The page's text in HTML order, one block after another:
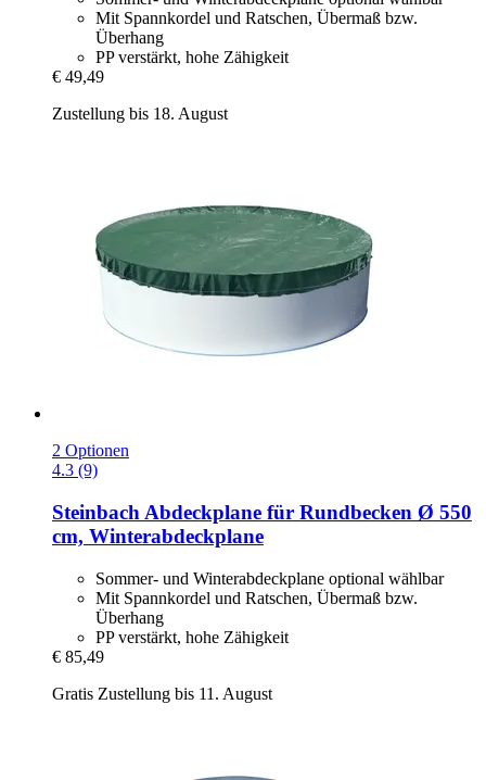
Mit Spannkordel und Ratschen, Übermaß bzw.
Überhang
PP verstärkt, hohe Zähigkeit
€ 49,49
Zustellung bis 18. August
2 Optionen
4.3 (9)
SteinbachAbdeckplane für Rundbecken Ø 550
cm, Winterabdeckplane
Sommer- und Winterabdeckplane optional wählbar
Mit Spannkordel und Ratschen, Übermaß bzw.
Überhang
PP verstärkt, hohe Zähigkeit
€ 85,49
Gratis Zustellung bis 11. August